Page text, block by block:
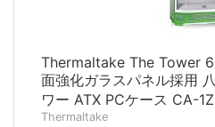
Thermaltake The Tower
面強化ガラスパネル採用
ワー ATX PCケース CA-
Thermaltake